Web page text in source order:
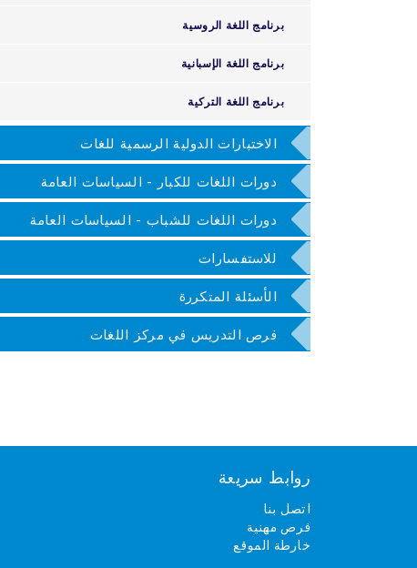
برنامج اللغة الروسية
برنامج اللغة الإسبانية
برنامج اللغة التركية
الاختبارات الدولية الرسمية للغات
دورات اللغات للكبار - السياسات العامة
دورات اللغات للشباب - السياسات العامة
للاستفسارات
الأسئلة المتكررة
فرص التدريس في مركز اللغات
روابط سريعة
اتصل بنا
فرص مهنية
خارطة الموقع